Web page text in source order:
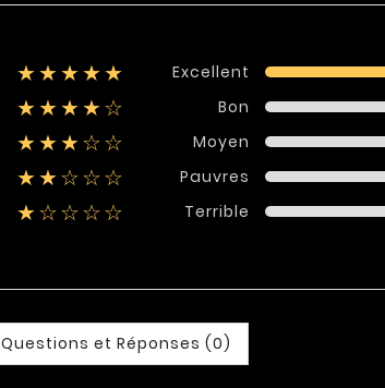
★★★★★ Excellent
★★★★☆ Bon
★★★☆☆ Moyen
★★☆☆☆ Pauvres
★☆☆☆☆ Terrible
Questions et Réponses (0)